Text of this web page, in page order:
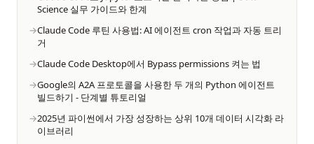
Science 실무 가이드와 한계
Claude Code 루틴 사용법: AI 에이전트 cron 작업과 자동 트리
거
Claude Code Desktop에서 Bypass permissions 켜는 법
Google의 A2A 프로토콜을 사용한 두 개의 Python 에이전트
빌드하기 - 단계별 튜토리얼
2025년 파이썬에서 가장 성장하는 상위 10개 데이터 시각화 라
이브러리